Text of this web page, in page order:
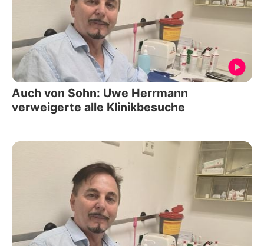
Auch von Sohn: Uwe Herrmann
verweigerte alle Klinikbesuche